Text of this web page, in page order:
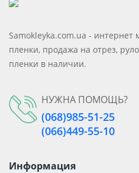
Samokleyka.com.ua - интернет
пленки, продажа на отрез,
пленки в наличии.
НУЖНА ПОМОЩЬ?
(068)985-51-25
(066)449-55-10
Информация